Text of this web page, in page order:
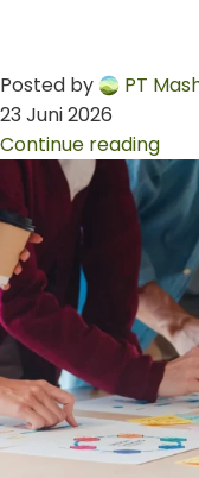
Posted by
PT
23 Juni 2026
Continue reading